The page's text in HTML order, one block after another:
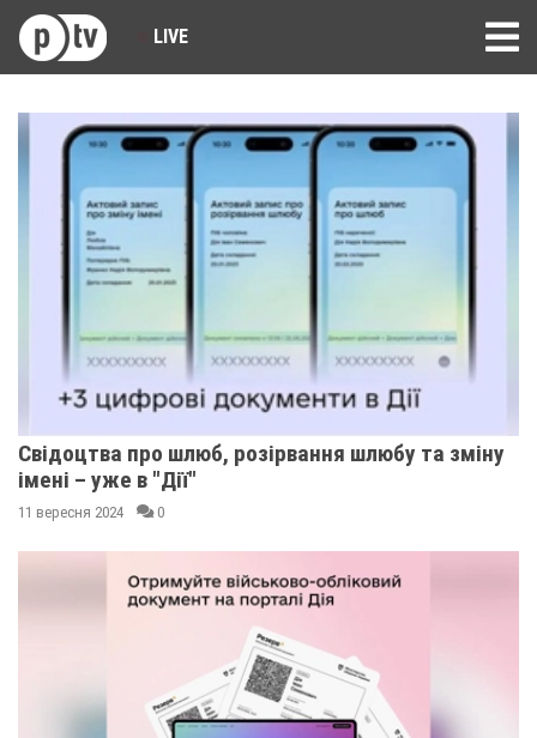
LIVE
Свідоцтва про шлюб, розірвання шлюбу та зміну
імені – уже в "Дії"
11 вересня 2024 0